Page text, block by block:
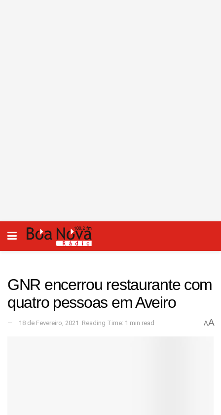
GNR encerrou restaurante com
quatro pessoas em Aveiro
18 de Fevereiro, 2021 Reading Time: 1 min read AA